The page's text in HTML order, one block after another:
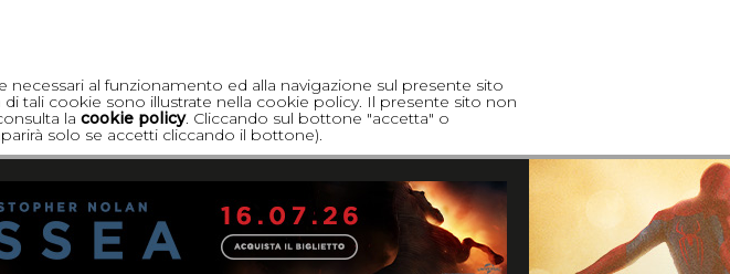
al funzionamento ed alla navigazione sul presente sito
tali cookie sono illustrate nella cookie policy. Il presente sito non
la cookie policy. Cliccando sul bottone "accetta" o
solo se accetti cliccando il bottone).